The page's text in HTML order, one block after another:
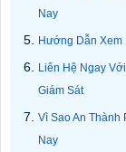
Nay
Hướng Dẫn Xem
Liên Hệ Ngay
Giám Sát
Vì Sao An
Nay